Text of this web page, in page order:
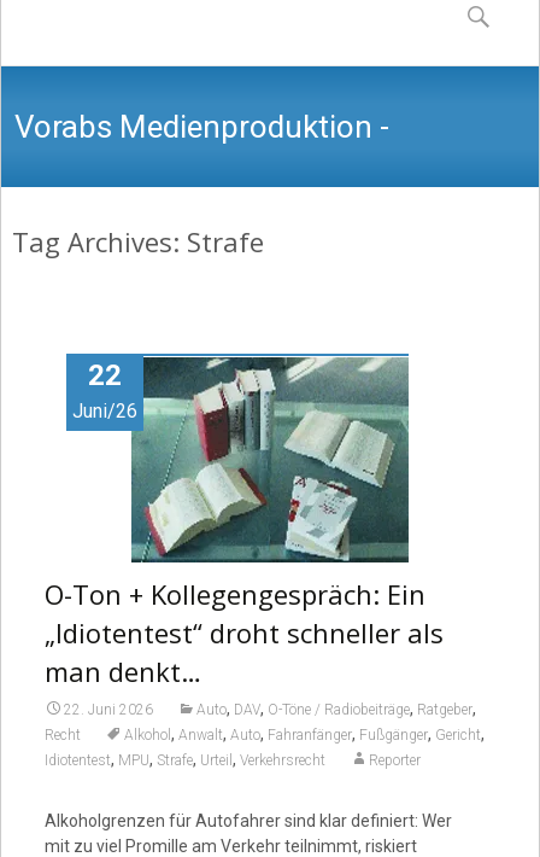
content
nach:
Vorabs Medienproduktion -
Nachrichten, Texte, Podcast, O-Töne,
Video
Tag Archives: Strafe
22
Juni/26
O-Ton + Kollegengespräch: Ein
„Idiotentest“ droht schneller als
man denkt…
22. Juni 2026 Auto, DAV, O-Töne / Radiobeiträge, Ratgeber,
Recht Alkohol , Anwalt, Auto, Fahranfänger, Fußgänger, Gericht,
Idiotentest, MPU, Strafe, Urteil , Verkehrsrecht Reporter
Alkoholgrenzen für Autofahrer sind klar definiert: Wer
mit zu viel Promille am Verkehr teilnimmt, riskiert